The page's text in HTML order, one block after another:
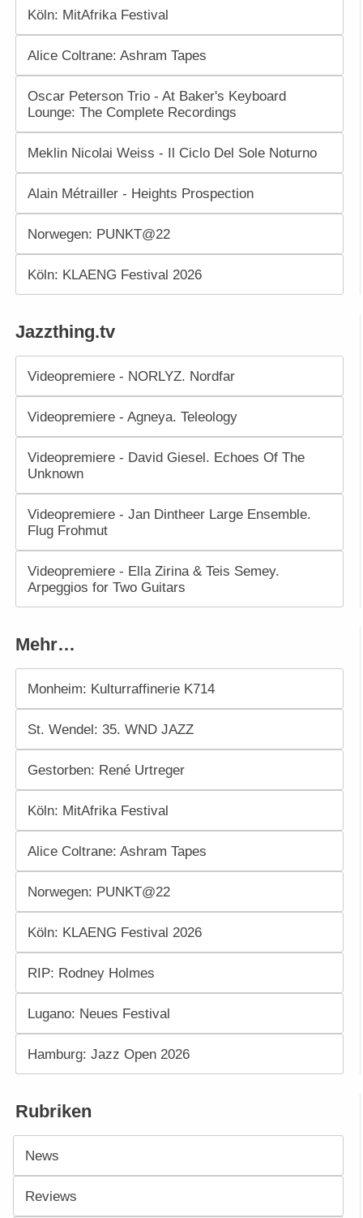
Köln: MitAfrika Festival
Alice Coltrane: Ashram Tapes
Oscar Peterson Trio - At Baker's Keyboard
Lounge: The Complete Recordings
Meklin Nicolai Weiss - Il Ciclo Del Sole Noturno
Alain Métrailler - Heights Prospection
Norwegen: PUNKT@22
Köln: KLAENG Festival 2026
Jazzthing.tv
Videopremiere - NORLYZ. Nordfar
Videopremiere - Agneya. Teleology
Videopremiere - David Giesel. Echoes Of The
Unknown
Videopremiere - Jan Dintheer Large Ensemble.
Flug Frohmut
Videopremiere - Ella Zirina & Teis Semey.
Arpeggios for Two Guitars
Mehr…
Monheim: Kulturraffinerie K714
St. Wendel: 35. WND JAZZ
Gestorben: René Urtreger
Köln: MitAfrika Festival
Alice Coltrane: Ashram Tapes
Norwegen: PUNKT@22
Köln: KLAENG Festival 2026
RIP: Rodney Holmes
Lugano: Neues Festival
Hamburg: Jazz Open 2026
Rubriken
News
Reviews